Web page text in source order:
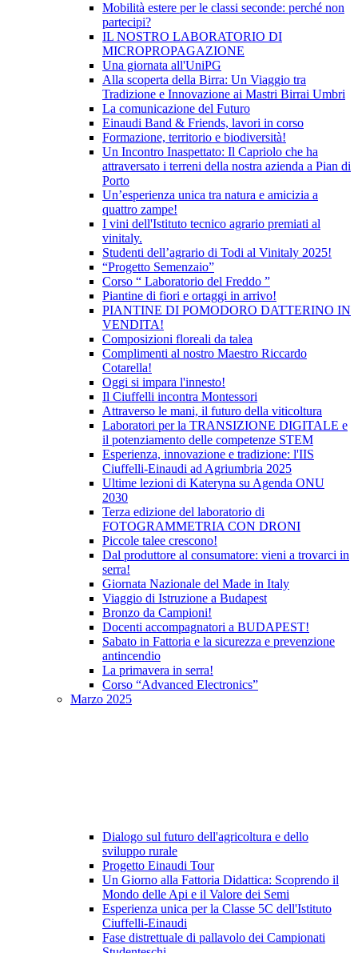
Mobilità estere per le classi seconde: perché non
partecipi?
IL NOSTRO LABORATORIO DI
MICROPROPAGAZIONE
Una giornata all'UniPG
Alla scoperta della Birra: Un Viaggio tra
Tradizione e Innovazione ai Mastri Birrai Umbri
La comunicazione del Futuro
Einaudi Band & Friends, lavori in corso
Formazione, territorio e biodiversità!
Un Incontro Inaspettato: Il Capriolo che ha
attraversato i terreni della nostra azienda a Pian di
Porto
Un’esperienza unica tra natura e amicizia a
quattro zampe!
I vini dell'Istituto tecnico agrario premiati al
vinitaly.
Studenti dell’agrario di Todi al Vinitaly 2025!
“Progetto Semenzaio”
Corso “ Laboratorio del Freddo ”
Piantine di fiori e ortaggi in arrivo!
PIANTINE DI POMODORO DATTERINO IN
VENDITA!
Composizioni floreali da talea
Complimenti al nostro Maestro Riccardo
Cotarella!
Oggi si impara l'innesto!
Il Ciuffelli incontra Montessori
Attraverso le mani, il futuro della viticoltura
Laboratori per la TRANSIZIONE DIGITALE e
il potenziamento delle competenze STEM
Esperienza, innovazione e tradizione: l'IIS
Ciuffelli-Einaudi ad Agriumbria 2025
Ultime lezioni di Kateryna su Agenda ONU
2030
Terza edizione del laboratorio di
FOTOGRAMMETRIA CON DRONI
Piccole talee crescono!
Dal produttore al consumatore: vieni a trovarci in
serra!
Giornata Nazionale del Made in Italy
Viaggio di Istruzione a Budapest
Bronzo da Campioni!
Docenti accompagnatori a BUDAPEST!
Sabato in Fattoria e la sicurezza e prevenzione
antincendio
La primavera in serra!
Corso “Advanced Electronics”
Marzo 2025
Dialogo sul futuro dell'agricoltura e dello
sviluppo rurale
Progetto Einaudi Tour
Un Giorno alla Fattoria Didattica: Scoprendo il
Mondo delle Api e il Valore dei Semi
Esperienza unica per la Classe 5C dell'Istituto
Ciuffelli-Einaudi
Fase distrettuale di pallavolo dei Campionati